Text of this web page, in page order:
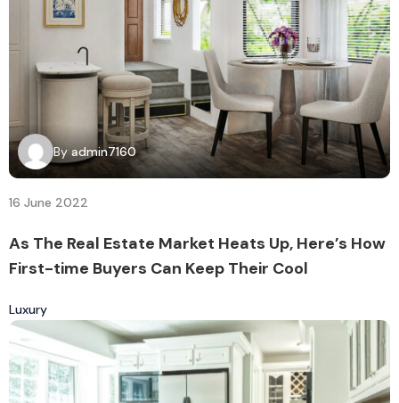
Byadmin7160
16 June 2022
As The Real Estate Market Heats Up, Here’s How
First-time Buyers Can Keep Their Cool
Luxury